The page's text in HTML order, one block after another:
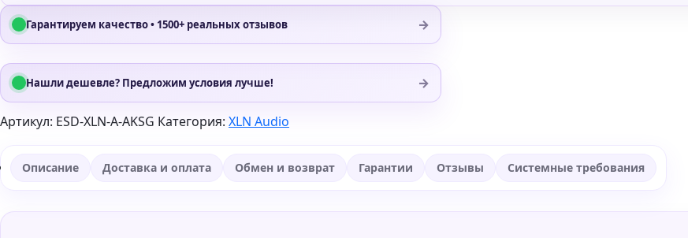
Гарантируем качество • 1500+ реальных отзывов →
Нашли дешевле? Предложим условия лучше! →
Артикул: ESD-XLN-A-AKSG Категория: XLN Audio
Описание Доставка и оплата Обмен и возврат Гарантии Отзывы Системные требования